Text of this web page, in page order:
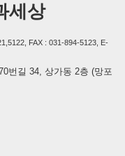
세상
FAX : 031-894-5123, E-
번길 34, 상가동 2층 (망포